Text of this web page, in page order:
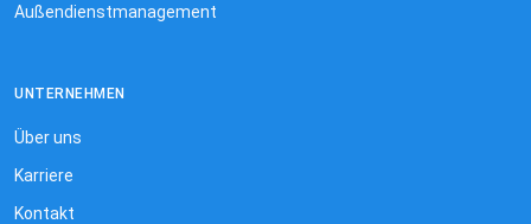
Außendienstmanagement
UNTERNEHMEN
Über uns
Karriere
Kontakt